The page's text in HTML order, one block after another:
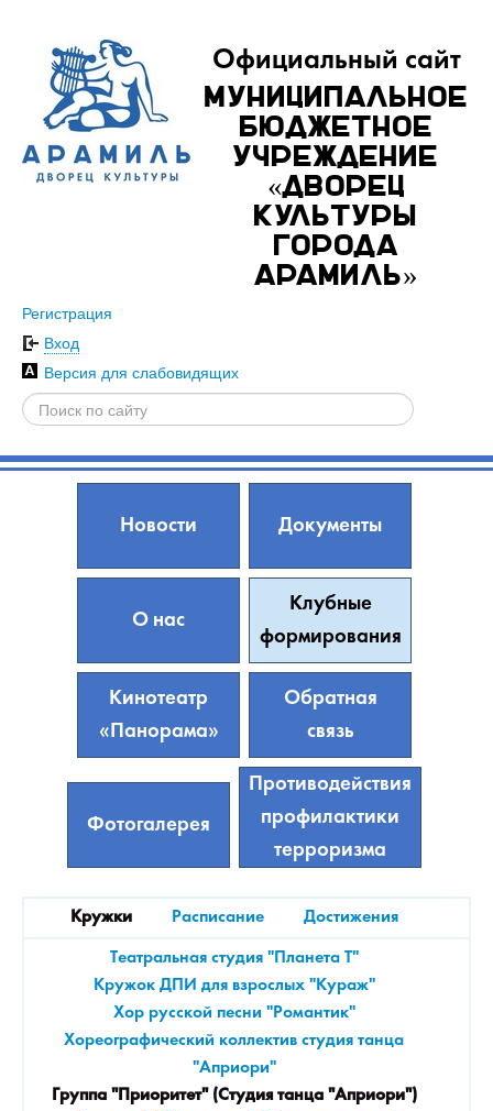
Официальный сайт
Муниципальное
бюджетное
учреждение
«Дворец
культуры
города
Арамиль»
Регистрация
Вход
Версия для слабовидящих
Новости Документы
О нас
Клубные
формирования
Кинотеатр
«Панорама»
Обратная
связь
Фотогалерея
Противодействия
профилактики
терроризма
Кружки Расписание Достижения
Театральная студия "Планета Т"
Кружок ДПИ для взрослых "Кураж"
Хор русской песни "Романтик"
Хореографический коллектив студия танца
"Априори"
Группа "Приоритет" (Студия танца "Априори")